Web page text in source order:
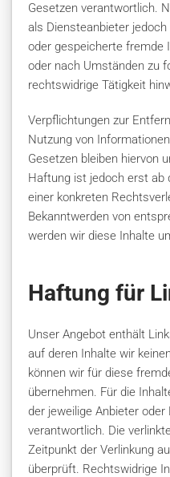
Gesetzen verantwortlich.
als Diensteanbieter
oder gespeicherte fremde
oder nach Umständen zu
rechtswidrige Tätigkeit
Verpflichtungen zur
Nutzung von
Gesetzen bleiben hiervon
Haftung ist jedoch erst ab
einer konkreten
Bekanntwerden von
werden wir diese Inhalte
Haftung für
Unser Angebot enthält
auf deren Inhalte wir
können wir für diese
übernehmen. Für die
der jeweilige Anbieter
verantwortlich. Die
Zeitpunkt der Verlinkung
überprüft. Rechtswidrige